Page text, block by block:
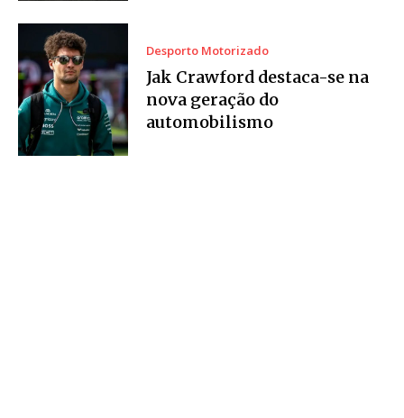
Desporto Motorizado
Jak Crawford destaca-se na
nova geração do
automobilismo